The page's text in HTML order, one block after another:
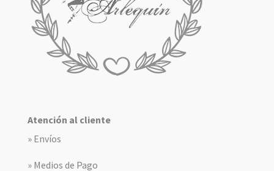
Atención al cliente
» Envíos
» Medios de Pago